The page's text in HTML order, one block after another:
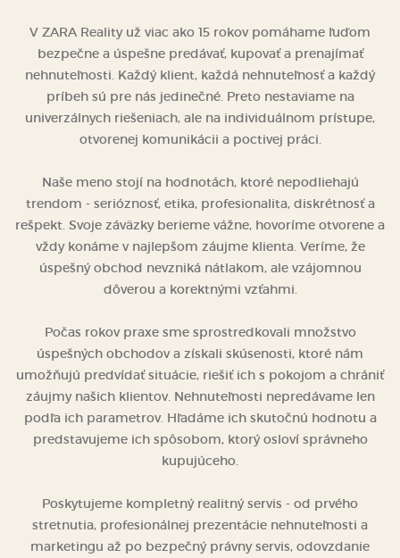
V ZARA Reality už viac ako 15 rokov pomáhame ľuďom
bezpečne a úspešne predávať, kupovať a prenajímať
nehnuteľnosti. Každý klient, každá nehnuteľnosť a každý
príbeh sú pre nás jedinečné. Preto nestaviame na
univerzálnych riešeniach, ale na individuálnom prístupe,
otvorenej komunikácii a poctivej práci.
Naše meno stojí na hodnotách, ktoré nepodliehajú
trendom - serióznosť, etika, profesionalita, diskrétnosť a
rešpekt. Svoje záväzky berieme vážne, hovoríme otvorene a
vždy konáme v najlepšom záujme klienta. Veríme, že
úspešný obchod nevzniká nátlakom, ale vzájomnou
dôverou a korektnými vzťahmi.
Počas rokov praxe sme sprostredkovali množstvo
úspešných obchodov a získali skúsenosti, ktoré nám
umožňujú predvídať situácie, riešiť ich s pokojom a chrániť
záujmy našich klientov. Nehnuteľnosti nepredávame len
podľa ich parametrov. Hľadáme ich skutočnú hodnotu a
predstavujeme ich spôsobom, ktorý osloví správneho
kupujúceho.
Poskytujeme kompletný realitný servis - od prvého
stretnutia, profesionálnej prezentácie nehnuteľnosti a
marketingu až po bezpečný právny servis, odovzdanie